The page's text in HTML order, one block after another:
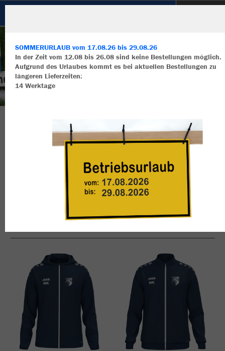
Herzlich Willkommen im Teamshop JFG
Altmühltal
Farbe
SOMMERURLAUB vom 17.08.26 bis 29.08.26
In der Zeit vom 12.08 bis 26.08 sind keine Bestellungen möglich.
Aufgrund des Urlaubes kommt es bei aktuellen Bestellungen zu
längeren Lieferzeiten:
14 Werktage
Wir verwenden Cookies
Alle akzeptieren
mehr Infos
Datenschutz
Impressum